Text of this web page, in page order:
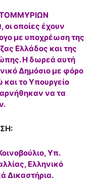
οποίες έχουν
με υποχρέωση της
Ελλάδος και της
Η δωρεά αυτή
Δημόσιο με φόρο
και το Υπουργείο
να τα
Υπ.
Ελληνικό
Δικαστήρια.